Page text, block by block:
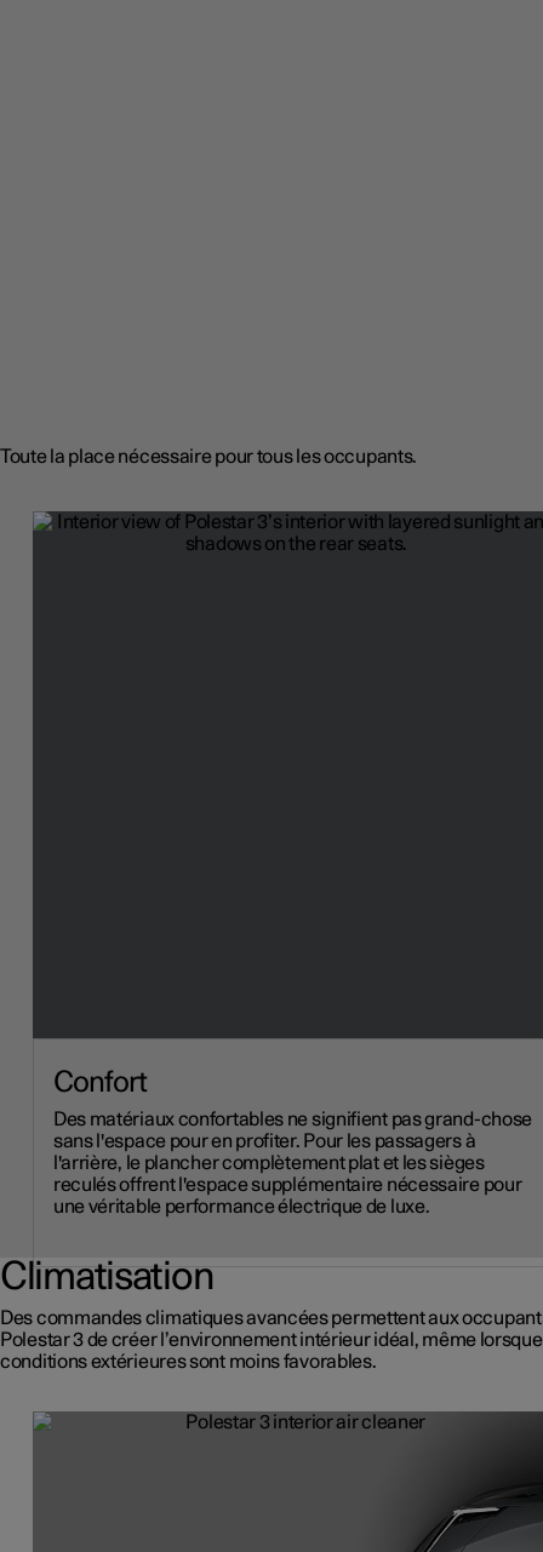
Toute la place nécessaire pour tous les occupants.
Confort
Des matériaux confortables ne signifient pas grand-chose
sans l'espace pour en profiter. Pour les passagers à
l'arrière, le plancher complètement plat et les sièges
reculés offrent l'espace supplémentaire nécessaire pour
une véritable performance électrique de luxe.
Climatisation
Des commandes climatiques avancées permettent aux
Polestar 3 de créer l’environnement intérieur idéal, même
conditions extérieures sont moins favorables.